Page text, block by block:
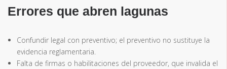
Errores que abren lagunas
Confundir legal con preventivo; el preventivo no sustituye la
evidencia reglamentaria.
Falta de firmas o habilitaciones del proveedor, que invalida el